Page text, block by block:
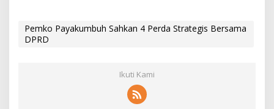
Pemko Payakumbuh Sahkan 4 Perda Strategis Bersama
DPRD
Ikuti Kami